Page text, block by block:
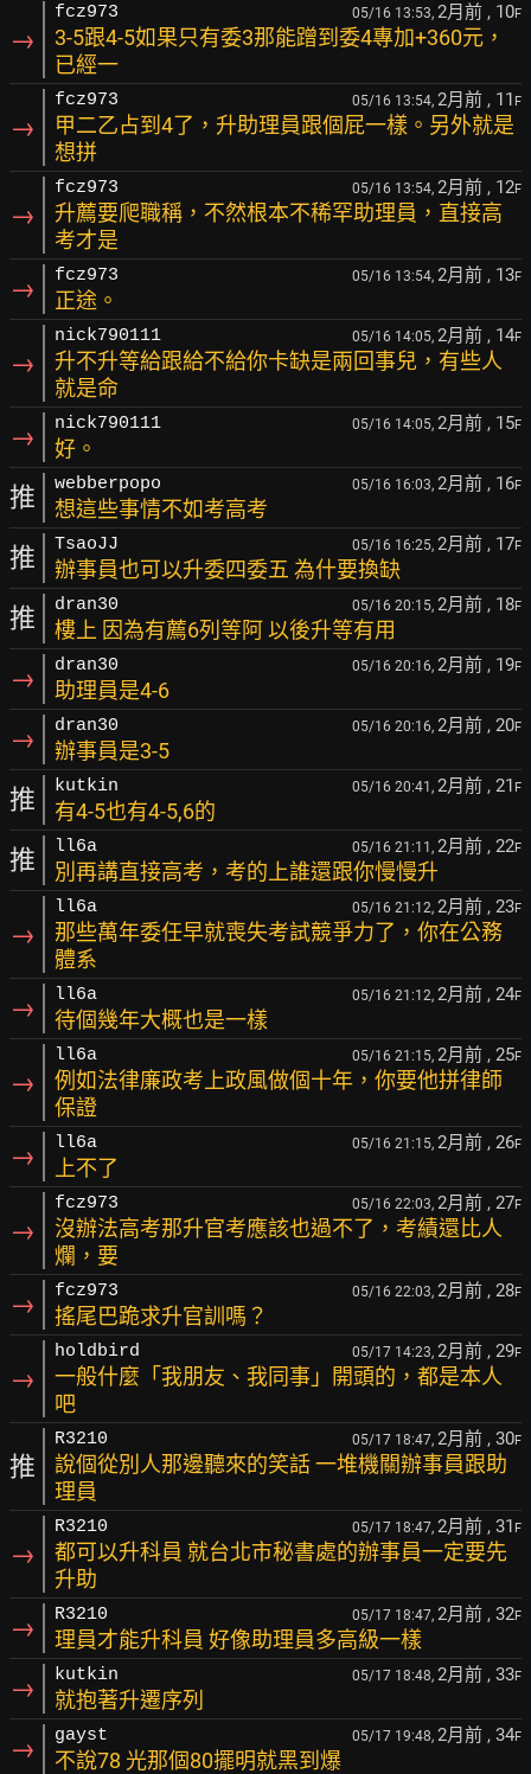
→
fcz973 05/16 13:53, 2月前 , 10F
3-5跟4-5如果只有委3那能蹭到委4專加+360元，
已經一
→
fcz973 05/16 13:54, 2月前 , 11 F
甲二乙占到4了，升助理員跟個屁一樣。另外就是
想拼
→
fcz973 05/16 13:54, 2月前 , 12F
升薦要爬職稱，不然根本不稀罕助理員，直接高
考才是
→ fcz973 05/16 13:54, 2月前 , 13F
正途。
→
nick790111 05/16 14:05, 2月前 , 14F
升不升等給跟給不給你卡缺是兩回事兒，有些人
就是命
→ nick790111 05/16 14:05, 2月前 , 15F
好。
推 webberpopo 05/16 16:03, 2月前 , 16F
想這些事情不如考高考
推 TsaoJJ 05/16 16:25, 2月前 , 17F
辦事員也可以升委四委五 為什要換缺
推 dran30 05/16 20:15, 2月前 , 18F
樓上 因為有薦6列等阿 以後升等有用
→ dran30 05/16 20:16, 2月前 , 19F
助理員是4-6
→ dran30 05/16 20:16, 2月前 , 20F
辦事員是3-5
推 kutkin 05/16 20:41, 2月前 , 21 F
有4-5也有4-5,6的
推 ll6a 05/16 21:11, 2月前 , 22F
別再講直接高考，考的上誰還跟你慢慢升
→
ll6a 05/16 21:12, 2月前 , 23F
那些萬年委任早就喪失考試競爭力了，你在公務
體系
→ ll6a 05/16 21:12, 2月前 , 24F
待個幾年大概也是一樣
→
ll6a 05/16 21:15, 2月前 , 25F
例如法律廉政考上政風做個十年，你要他拼律師
保證
→ ll6a 05/16 21:15, 2月前 , 26F
上不了
→
fcz973 05/16 22:03, 2月前 , 27F
沒辦法高考那升官考應該也過不了，考績還比人
爛，要
→ fcz973 05/16 22:03, 2月前 , 28F
搖尾巴跪求升官訓嗎？
→
holdbird 05/17 14:23, 2月前 , 29F
一般什麼「我朋友、我同事」開頭的，都是本人
吧
推
R3210 05/17 18:47, 2月前 , 30F
說個從別人那邊聽來的笑話 一堆機關辦事員跟助
理員
→
R3210 05/17 18:47, 2月前 , 31 F
都可以升科員 就台北市秘書處的辦事員一定要先
升助
→ R3210 05/17 18:47, 2月前 , 32F
理員才能升科員 好像助理員多高級一樣
→ kutkin 05/17 18:48, 2月前 , 33F
就抱著升遷序列
→ gayst 05/17 19:48, 2月前 , 34F
不說78 光那個80擺明就黑到爆